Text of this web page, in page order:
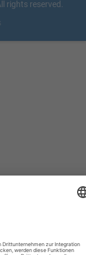
rights reserved.